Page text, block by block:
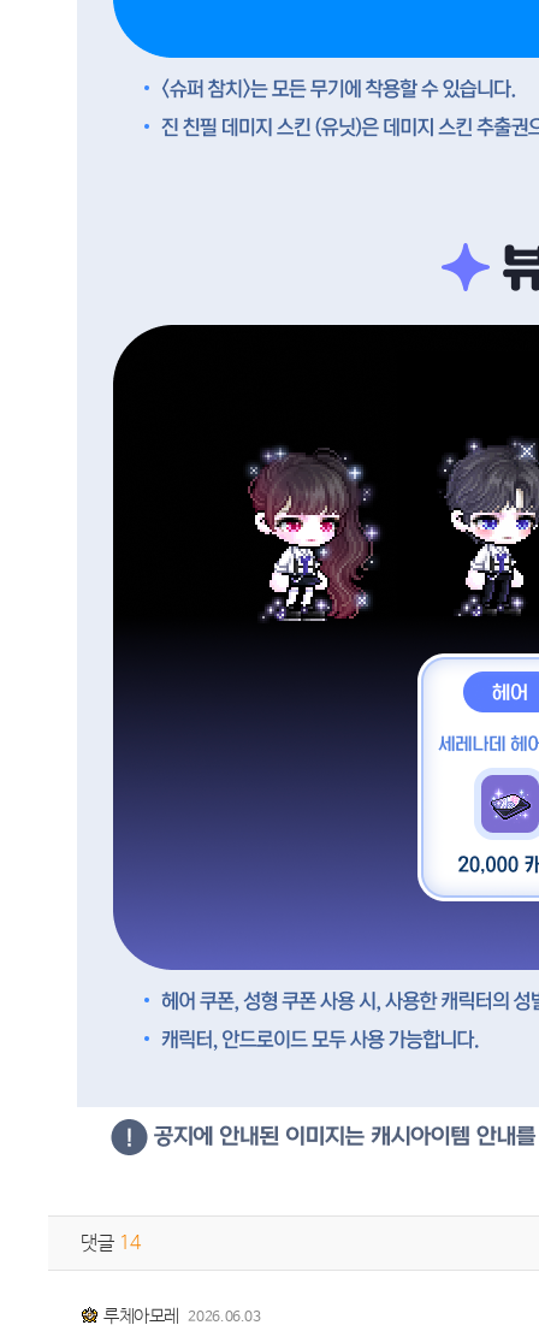
댓글 14
루체아모레 2026.06.03